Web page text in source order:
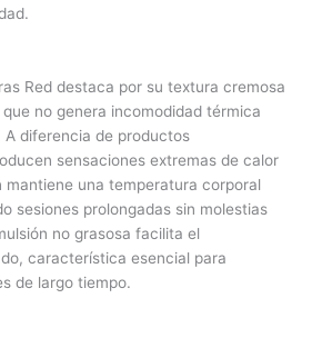
Red destaca por su textura cremosa
no genera incomodidad térmica
diferencia de productos
sensaciones extremas de calor
una temperatura corporal
sesiones prolongadas sin molestias
no grasosa facilita el
característica esencial para
de largo tiempo.